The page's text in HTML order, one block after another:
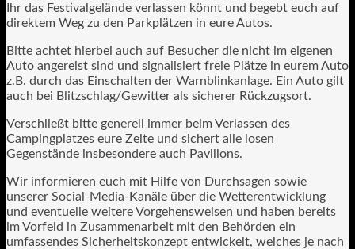
Ihr das Festivalgelände verlassen könnt und begebt euch auf
direktem Weg zu den Parkplätzen in eure Autos.
Bitte achtet hierbei auch auf Besucher die nicht im eigenen
Auto angereist sind und signalisiert freie Plätze in eurem Auto
z.B. durch das Einschalten der Warnblinkanlage. Ein Auto gilt
auch bei Blitzschlag/Gewitter als sicherer Rückzugsort.
Verschließt bitte generell immer beim Verlassen des
Campingplatzes eure Zelte und sichert alle losen
Gegenstände insbesondere auch Pavillons.
Wir informieren euch mit Hilfe von Durchsagen sowie
unserer Social-Media-Kanäle über die Wetterentwicklung
und eventuelle weitere Vorgehensweisen und haben bereits
im Vorfeld in Zusammenarbeit mit den Behörden ein
umfassendes Sicherheitskonzept entwickelt, welches je nach